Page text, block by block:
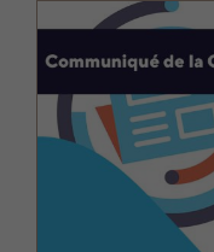
Image